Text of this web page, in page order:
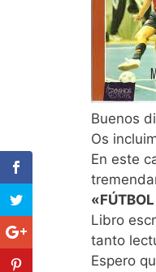
Buenos
Os
En este
Libro
tanto
Espero